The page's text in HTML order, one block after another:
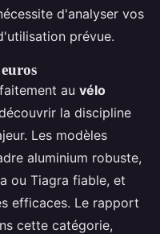
d'analyser vos
prévue.
au vélo
la discipline
Les modèles
aluminium robuste,
ou Tiagra fiable, et
efficaces. Le rapport
cette catégorie,